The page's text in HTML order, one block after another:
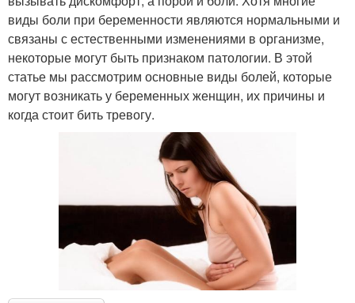
виды боли при беременности являются нормальными и
связаны с естественными изменениями в организме,
некоторые могут быть признаком патологии. В этой
статье мы рассмотрим основные виды болей, которые
могут возникать у беременных женщин, их причины и
когда стоит бить тревогу.